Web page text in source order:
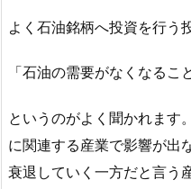
よく石油銘柄へ投資を行う
「石油の需要がなくなるこ
というのがよく聞かれます
に関連する産業で影響が出
衰退していく一方だと言う